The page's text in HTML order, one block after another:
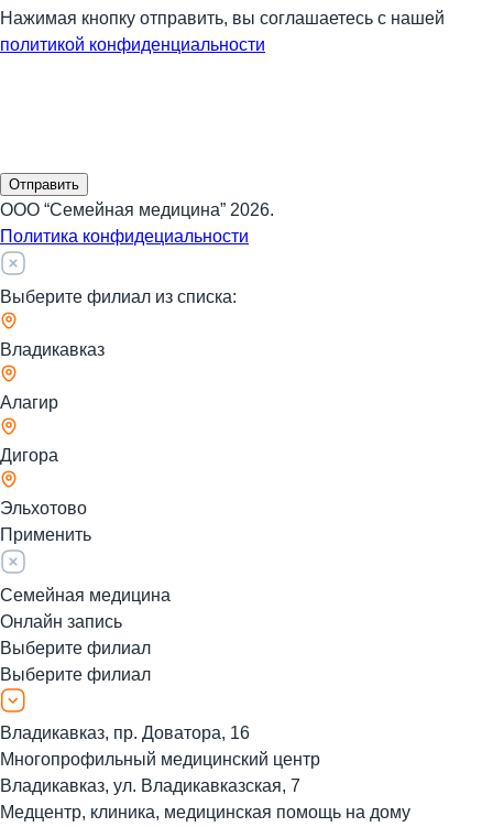
Нажимая кнопку отправить, вы соглашаетесь с нашей
политикой конфиденциальности
Отправить
ООО “Семейная медицина” 2026.
Политика конфидециальности
Выберите филиал из списка:
Владикавказ
Алагир
Дигора
Эльхотово
Применить
Семейная медицина
Онлайн запись
Выберите филиал
Выберите филиал
Владикавказ, пр. Доватора, 16
Многопрофильный медицинский центр
Владикавказ, ул. Владикавказская, 7
Медцентр, клиника, медицинская помощь на дому